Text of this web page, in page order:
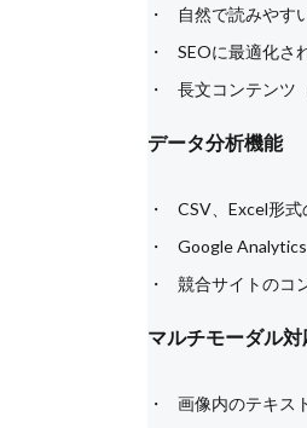
自然で読みやす
SEOに最適化さ
長文コンテンツ
データ分析機能
CSV、Excel形
Google
競合サイトのコ
マルチモーダル対
画像内のテキス